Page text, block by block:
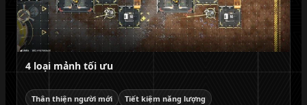
4 loại mảnh tối ưu
Thân thiện người mới Tiết kiệm năng lượng